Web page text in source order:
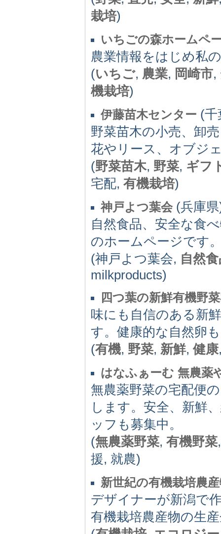
栽培)
いちごの森ホームペ
農業情報をはじめ私
(いちご, 農業, 岡崎市,
機栽培)
伊藤苗木センター (千
野菜苗木の小売、卸
花やリース、オブジ
(野菜苗木, 野菜, ギフ
宅配, 有機栽培)
神戸よつ葉会(兵庫県
自然食品、安全な食
のホームページです
(神戸よつ葉会, 自然
milkproducts)
四つ葉の新鮮有機野
味にも自信のある新
す。健康的な自然卵
(有機, 野菜, 新鮮, 健康
はなふぁーむ 無農薬
無農薬野菜の宅配便
します。安全、新鮮
ッフも募集中。
(無農薬野菜, 有機野菜
援, 就農)
新世紀の有機栽培農
デザイナーが新潟で
有機栽培農産物の生